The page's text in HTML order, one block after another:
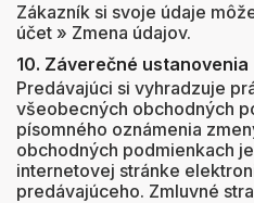
Zákazník si svoje údaje
účet » Zmena údajov.
10. Záverečné ustanovenia
Predávajúci si vyhradzuje
všeobecných obchodných
písomného oznámenia
obchodných podmienkach
internetovej stránke
predávajúceho. Zmluvné